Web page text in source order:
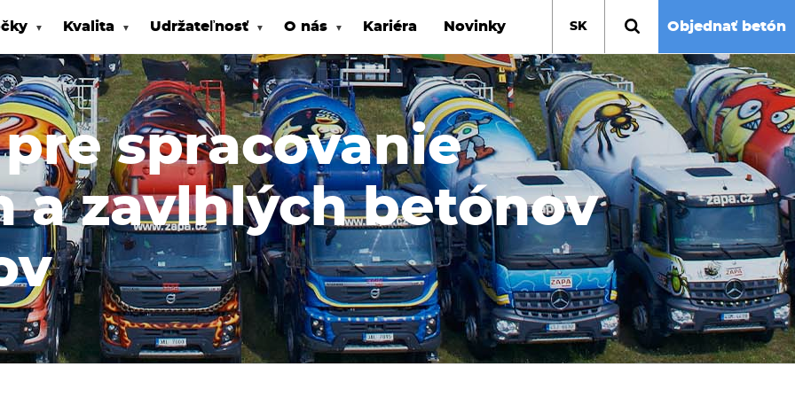
Kvalita Udržateľnosť O nás Kariéra Novinky SK Objednať betón
spracovanie
a zavlhlých betónov